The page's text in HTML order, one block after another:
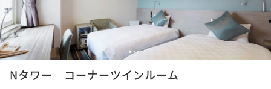
1 234
Nタワー コーナーツインルーム